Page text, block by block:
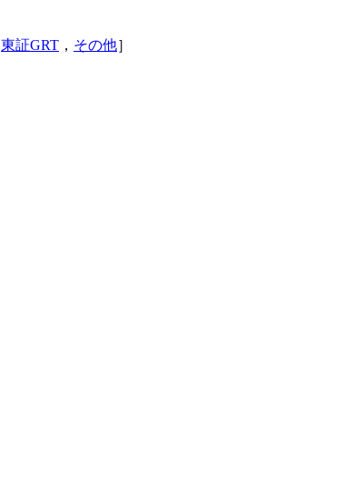
東証GRT ， その他］